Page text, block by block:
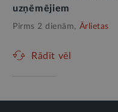
uzņēmējiem
Pirms 2 dienām, Ārlietas
Rādīt vēl